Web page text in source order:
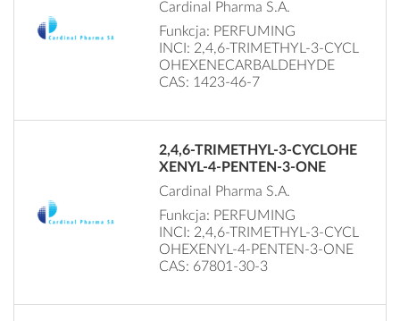
Cardinal Pharma S.A.
Funkcja: PERFUMING
INCI: 2,4,6-TRIMETHYL-3-CYCL
OHEXENECARBALDEHYDE
CAS: 1423-46-7
2,4,6-TRIMETHYL-3-CYCLOHE
XENYL-4-PENTEN-3-ONE
Cardinal Pharma S.A.
Funkcja: PERFUMING
INCI: 2,4,6-TRIMETHYL-3-CYCL
OHEXENYL-4-PENTEN-3-ONE
CAS: 67801-30-3